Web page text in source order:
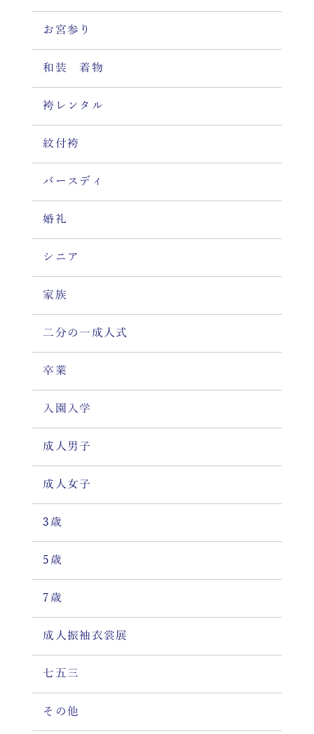
お宮参り
和装 着物
袴レンタル
紋付袴
バースディ
婚礼
シニア
家族
二分の一成人式
卒業
入園入学
成人男子
成人女子
3歳
5歳
7歳
成人振袖衣裳展
七五三
その他